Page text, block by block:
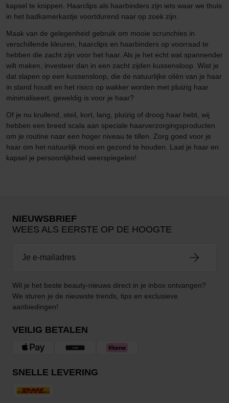
kapsel te knippen. Haarclips als haarbinders zijn iets waar we thuis
in het badkamerkastje voortdurend naar op zoek zijn.
Maak van de gelegenheid gebruik om mooie scrunchies in
verschillende kleuren, haarclips en haarbinders op voorraad te
hebben die zacht zijn voor het haar. Als je het echt wat spannender
wilt maken, investeer dan in een zacht zijden kussensloop. Wist je
dat slapen op een kussensloop, die de natuurlijke oliën van je haar
in stand houdt en het risico op wakker worden met pluizig haar
minimaliseert, geweldig is voor je haar?
Of je nu krullend, steil, kort, lang, pluizig of droog haar hebt, wij
hebben een breed scala aan speciale haarverzorgingsproducten
om je routine naar een hoger niveau te tillen. Zorg goed voor je
haar om het natuurlijk mooi en gezond te houden. Laat je haar en
kapsel je persoonlijkheid weerspiegelen!
NIEUWSBRIEF
WEES ALS EERSTE OP DE HOOGTE
Wil je het beste beauty-nieuws direct in je inbox ontvangen?
We sturen je de nieuwste trends, tips en exclusieve
aanbiedingen!
VEILIG BETALEN
SNELLE LEVERING